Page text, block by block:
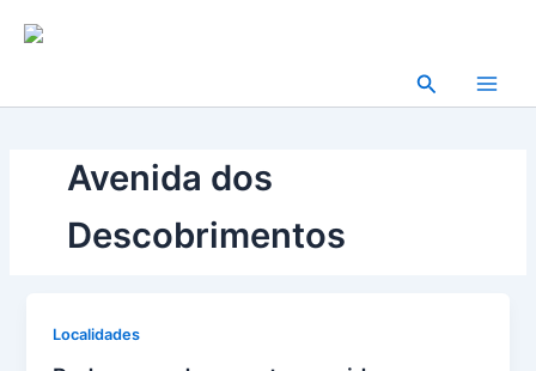
Search
Avenida dos
Descobrimentos
Localidades